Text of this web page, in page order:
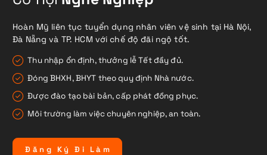
Hoàn Mỹ liên tục tuyển dụng nhân viên vệ sinh tại Hà Nội,
Đà Nẵng và TP. HCM với chế độ đãi ngộ tốt.
Thu nhập ổn định, thưởng lễ Tết đầy đủ.
Đóng BHXH, BHYT theo quy định Nhà nước.
Được đào tạo bài bản, cấp phát đồng phục.
Môi trường làm việc chuyên nghiệp, an toàn.
Đ ă n g Ký Đ i L à m